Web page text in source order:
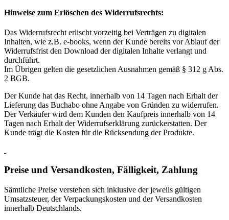
Hinweise zum Erlöschen des Widerrufsrechts:
Das Widerrufsrecht erlischt vorzeitig bei Verträgen zu digitalen
Inhalten, wie z.B. e-books, wenn der Kunde bereits vor Ablauf der
Widerrufsfrist den Download der digitalen Inhalte verlangt und
durchführt.
Im Übrigen gelten die gesetzlichen Ausnahmen gemäß § 312 g Abs.
2 BGB.
Der Kunde hat das Recht, innerhalb von 14 Tagen nach Erhalt der
Lieferung das Buchabo ohne Angabe von Gründen zu widerrufen.
Der Verkäufer wird dem Kunden den Kaufpreis innerhalb von 14
Tagen nach Erhalt der Widerrufserklärung zurückerstatten. Der
Kunde trägt die Kosten für die Rücksendung der Produkte.
Preise und Versandkosten, Fälligkeit, Zahlung
Sämtliche Preise verstehen sich inklusive der jeweils gültigen
Umsatzsteuer, der Verpackungskosten und der Versandkosten
innerhalb Deutschlands.